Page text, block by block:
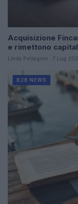
Acquisizione
e rimettono
Linda Pellegrini · 7 Lug
B2B NEWS